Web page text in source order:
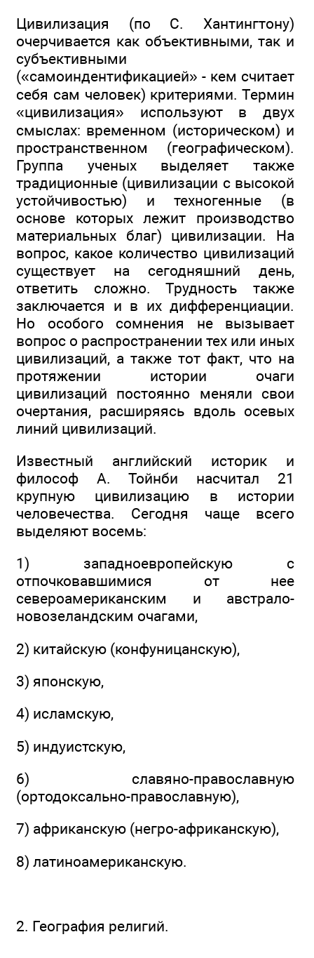
Цивилизация (по С. Хантингтону)
очерчивается как объективными, так и
субъективными
(«самоиндентификацией» - кем считает
себя сам человек) критериями. Термин
«цивилизация» используют в двух
смыслах: временном (историческом) и
пространственном (географическом).
Группа ученых выделяет также
традиционные (цивилизации с высокой
устойчивостью) и техногенные (в
основе которых лежит производство
материальных благ) цивилизации. На
вопрос, какое количество цивилизаций
существует на сегодняшний день,
ответить сложно. Трудность также
заключается и в их дифференциации.
Но особого сомнения не вызывает
вопрос о распространении тех или иных
цивилизаций, а также тот факт, что на
протяжении истории очаги
цивилизаций постоянно меняли свои
очертания, расширяясь вдоль осевых
линий цивилизаций.
Известный английский историк и
философ А. Тойнби насчитал 21
крупную цивилизацию в истории
человечества. Сегодня чаще всего
выделяют восемь:
1) западноевропейскую с
отпочковавшимися от нее
североамериканским и австрало-
новозеландским очагами,
2) китайскую (конфуницанскую),
3) японскую,
4) исламскую,
5) индуистскую,
6) славяно-православную
(ортодоксально-православную),
7) африканскую (негро-африканскую),
8) латиноамериканскую.
2. География религий.